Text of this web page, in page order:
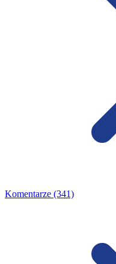
Komentarze (341)